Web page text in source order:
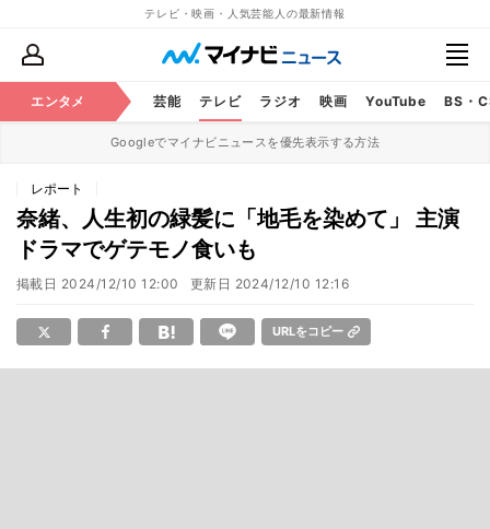
テレビ・映画・人気芸能人の最新情報
エンタメ 芸能 テレビ ラジオ 映画 YouTube BS・
Googleでマイナビニュースを優先表示する方法
レポート
奈緒、人生初の緑髪に「地毛を染めて」 主演
ドラマでゲテモノ食いも
掲載日 2024/12/10 12:00 更新日 2024/12/10 12:16
URLをコピー